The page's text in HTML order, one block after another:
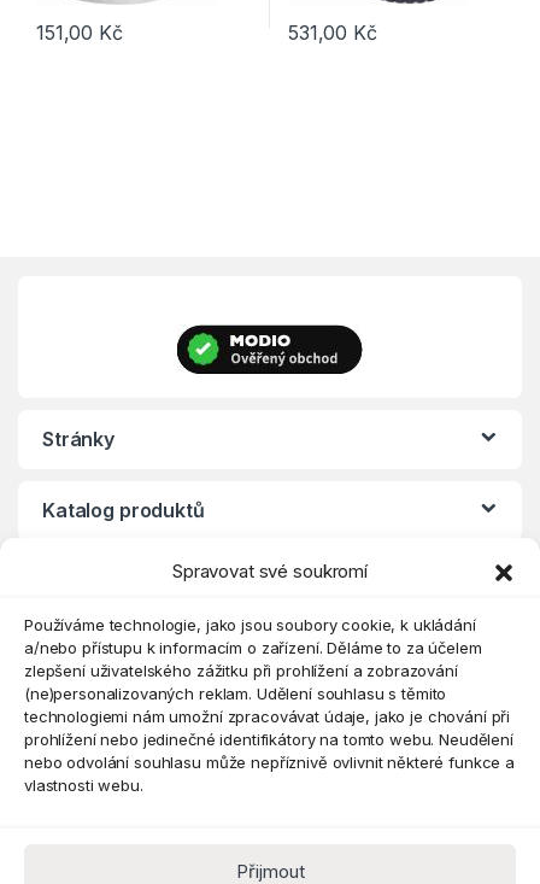
Spravovat své soukromí
Používáme technologie, jako jsou soubory cookie, k ukládání
a/nebo přístupu k informacím o zařízení. Děláme to za účelem
zlepšení uživatelského zážitku při prohlížení a zobrazování
(ne)personalizovaných reklam. Udělení souhlasu s těmito
technologiemi nám umožní zpracovávat údaje, jako je chování při
prohlížení nebo jedinečné identifikátory na tomto webu. Neudělení
nebo odvolání souhlasu může nepříznivě ovlivnit některé funkce a
vlastnosti webu.
Přijmout
151,00 Kč 531,00 Kč
Stránky
Katalog produktů
Máte dotaz? Kontaktujte nás